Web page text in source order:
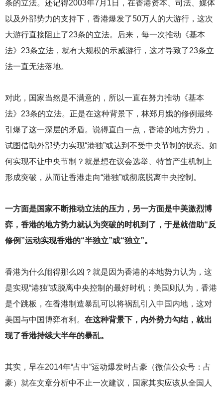
条的立法。还记得2003年7月1日，在香港资本、司法、媒体
以及外部势力的支持下，香港爆发了50万人的大游行，这次
大游行直接阻止了23条的立法。后来，每一次推动《基本
法》23条立法，就有大规模的示威游行，这才导致了23条立
法一直无法落地。
对此，国家当然是不满意的，所以一直在努力推动《基本
法》23条的立法。正是在这种背景下，林郑月娥的修例最终
引爆了这一深层的矛盾。说得直白一点，香港的地方势力，
试图借助外部势力实现“港独”或达到不受中央节制的状态。如
何实现不让中央节制？就是想在议会选举、特首产生机制上
形成突破，从而让香港走向“港独”或彻底脱离中央控制。
一方面是国家不断推动立法的压力，另一方面是中美激烈博
弈，香港的地方势力就认为突破的时机到了，于是就借助“反
修例”运动实现香港的“半独立”或“独立”。
香港为什么闹得那么凶？就是因为香港的本地势力认为，这
是实现“港独”或脱离中央控制的最好时机；美国则认为，香港
是个跳板，在香港制造暴乱可以将祸乱引入中国内地，这对
美国与中国博弈有利。 在这种背景下，内外势力勾结，就出
现了香港持续大半年的暴乱。
其实，早在2014年“占中”运动爆发时占豪（微信公众号：占
豪）就在文章分析中不止一次建议，国家其实应该从全国人